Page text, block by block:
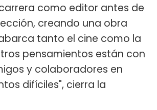
como editor antes de
creando una obra
tanto el cine como la
pensamientos están con
y colaboradores en
difíciles", cierra la